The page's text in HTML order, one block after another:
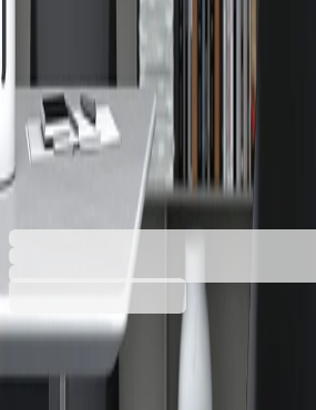
Посетителски
Sweet Black,
до 120 kg, черен, 4
комплект
Баркод: 3800052790785
Допълнителни услуги